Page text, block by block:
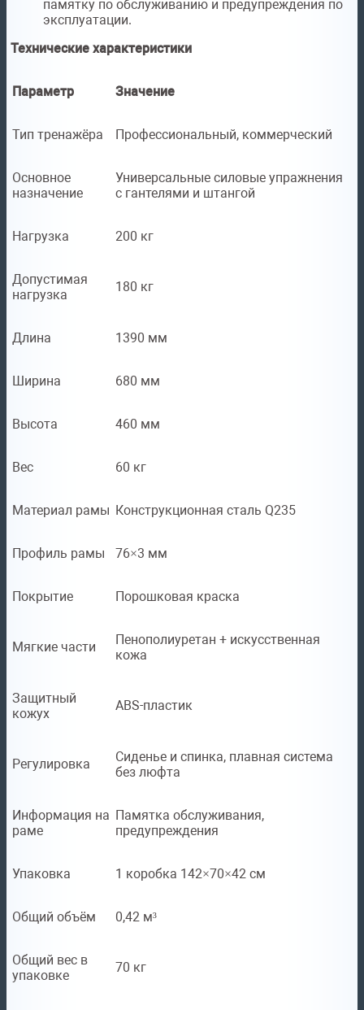
памятку по обслуживанию и предупреждения по
эксплуатации.
Технические характеристики
Параметр Значение
Тип тренажёра Профессиональный, коммерческий
Основное
назначение
Универсальные силовые упражнения
с гантелями и штангой
Нагрузка 200 кг
Допустимая
нагрузка
180 кг
Длина 1390 мм
Ширина 680 мм
Высота 460 мм
Вес 60 кг
Материал рамы Конструкционная сталь Q235
Профиль рамы 76×3 мм
Покрытие Порошковая краска
Мягкие части
Пенополиуретан + искусственная
кожа
Защитный
кожух
ABS-пластик
Регулировка
Сиденье и спинка, плавная система
без люфта
Информация на
раме
Памятка обслуживания,
предупреждения
Упаковка 1 коробка 142×70×42 см
Общий объём 0,42 м³
Общий вес в
упаковке
70 кг